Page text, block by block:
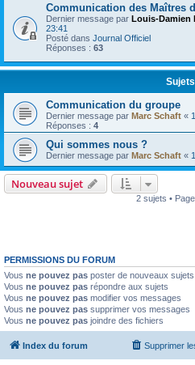
Communication des Maîtres
Dernier message par Louis-Damien
23:41
Posté dans Journal Officiel
Réponses : 63
Sujets
Communication du groupe
Dernier message par Marc Schaft «
Réponses : 4
Qui sommes nous ?
Dernier message par Marc Schaft «
Nouveau sujet
2 sujets • Page
PERMISSIONS DU FORUM
Vous ne pouvez pas poster de nouveaux sujets
Vous ne pouvez pas répondre aux sujets
Vous ne pouvez pas modifier vos messages
Vous ne pouvez pas supprimer vos messages
Vous ne pouvez pas joindre des fichiers
Index du forum Supprimer